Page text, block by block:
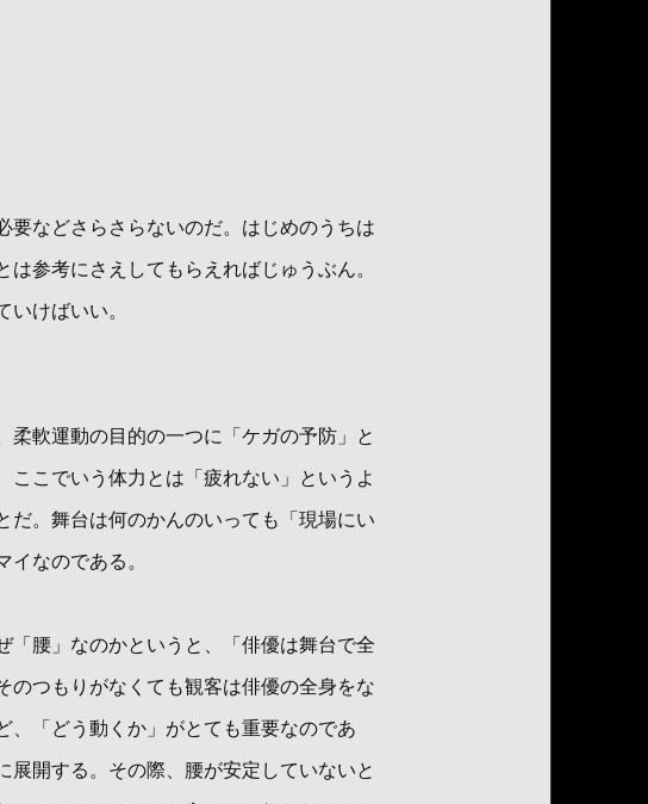
などさらさらないのだ。はじめのうちは
参考にさえしてもらえればじゅうぶん。
けばいい。
軟運動の目的の一つに「ケガの予防」と
ここでいう体力とは「疲れない」というよ
だ。舞台は何のかんのいっても「現場にい
なのである。
腰」なのかというと、「俳優は舞台で全
のつもりがなくても観客は俳優の全身をな
、「どう動くか」がとても重要なのであ
展開する。その際、腰が安定していないと